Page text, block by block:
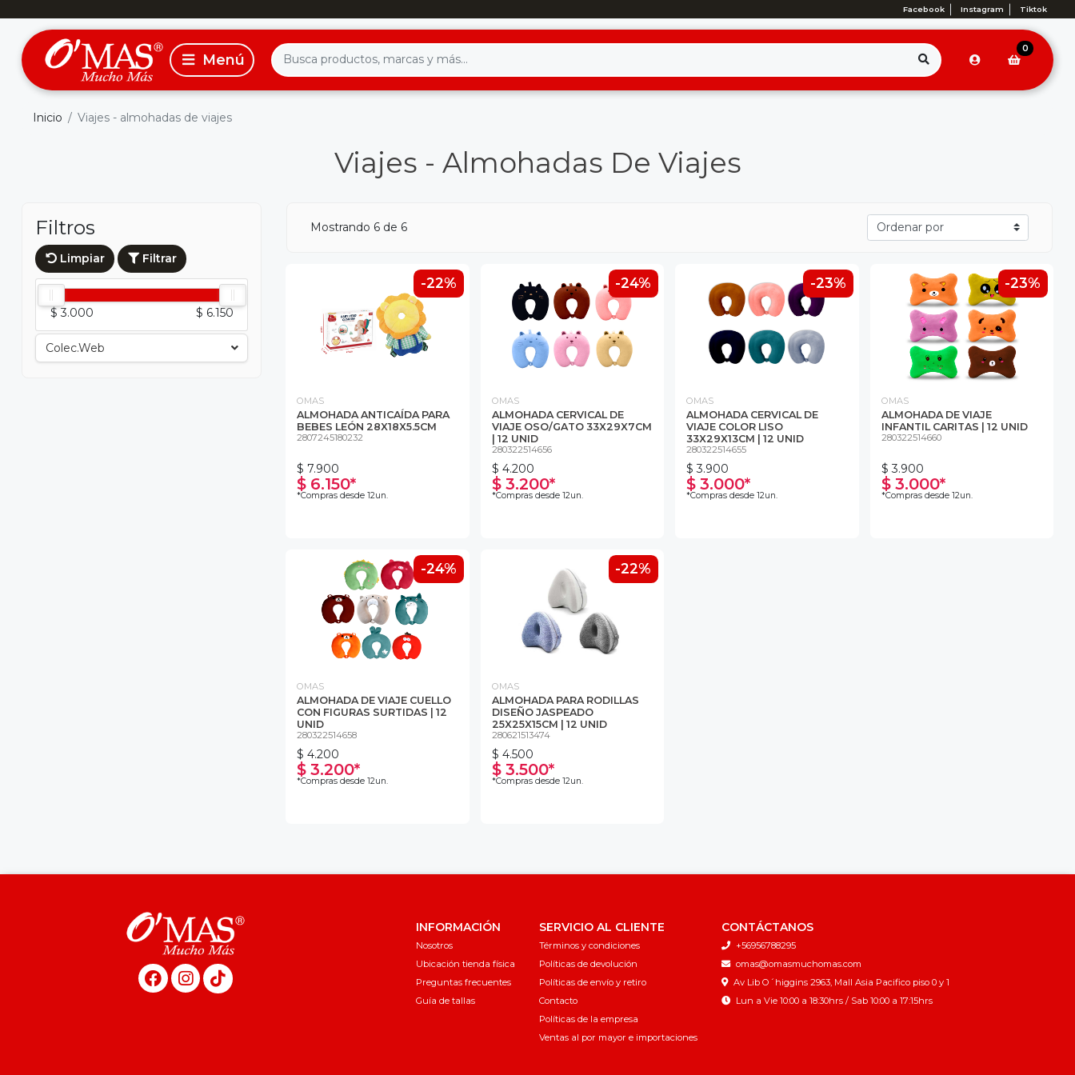
Facebook Instagram Tiktok
0
Inicio Viajes - almohadas de viajes
Viajes - Almohadas De Viajes
Filtros
Limpiar Filtrar
$ 3.000 $ 6.150
Colec.web
Mostrando 6 de 6
-22%
OMAS
ALMOHADA ANTICAÍDA PARA
BEBES LEÓN 28X18X5.5CM
2807245180232
$ 7.900
$ 6.150*
*Compras desde 12un.
-24%
OMAS
ALMOHADA CERVICAL DE
VIAJE OSO/GATO 33X29X7CM
| 12 UNID
280322514656
$ 4.200
$ 3.200*
*Compras desde 12un.
-23%
OMAS
ALMOHADA CERVICAL DE
VIAJE COLOR LISO
33X29X13CM | 12 UNID
280322514655
$ 3.900
$ 3.000*
*Compras desde 12un.
-23%
OMAS
ALMOHADA DE VIAJE
INFANTIL CARITAS | 12 UNID
280322514660
$ 3.900
$ 3.000*
*Compras desde 12un.
-24%
OMAS
ALMOHADA DE VIAJE CUELLO
CON FIGURAS SURTIDAS | 12
UNID
280322514658
$ 4.200
$ 3.200*
*Compras desde 12un.
-22%
OMAS
ALMOHADA PARA RODILLAS
DISEÑO JASPEADO
25X25X15CM | 12 UNID
280621513474
$ 4.500
$ 3.500*
*Compras desde 12un.
INFORMACIÓN
Nosotros
Ubicación tienda física
Preguntas frecuentes
Guía de tallas
SERVICIO AL CLIENTE
Términos y condiciones
Políticas de devolución
Políticas de envío y retiro
Contacto
Políticas de la empresa
Ventas al por mayor e importaciones
CONTÁCTANOS
+56956788295
omas@omasmuchomas.com
Av Lib O´higgins 2963, Mall Asia Pacifico piso 0 y 1
Lun a Vie 10:00 a 18:30hrs / Sab 10:00 a 17:15hrs